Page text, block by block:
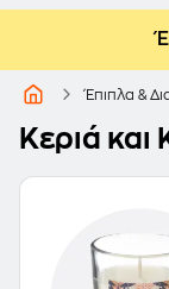
Έπιπλα &
Κεριά